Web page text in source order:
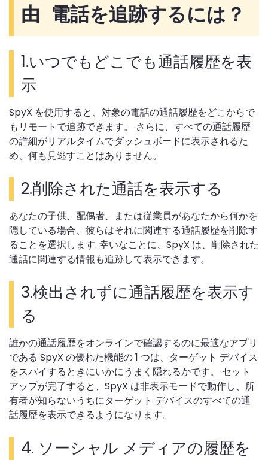
由 電話を追跡するには？
1.いつでもどこでも通話履歴を表
示
SpyX を使用すると、対象の電話の通話履歴をどこからで
もリモートで追跡できます。 さらに、すべての通話履歴
の詳細がリアルタイムでダッシュボードに表示されるた
め、何も見逃すことはありません。
2.削除された通話を表示する
あなたの子供、配偶者、または従業員があなたから何かを
隠している場合、彼らはそれに関連する通話履歴を削除す
ることを選択します. 幸いなことに、SpyX は、削除された
通話に関連する情報も追跡して表示できます。
3.検出されずに通話履歴を表示す
る
誰かの通話履歴をオンラインで確認するのに最適なアプリ
である SpyX の優れた機能の 1 つは、ターゲット デバイス
をスパイするときにいかにうまく隠れるかです。 セット
アップが完了すると、SpyX は非表示モードで動作し、所
有者が知らないうちにターゲット デバイスのすべての通
話履歴を表示できるようになります。
4. ソーシャル メディアの履歴を